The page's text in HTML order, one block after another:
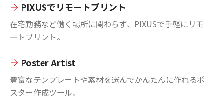
PIXUSでリモートプリント
在宅勤務など働く場所に関わらず、PIXUSで手軽にリモ
ートプリント。
Poster Artist
豊富なテンプレートや素材を選んでかんたんに作れるポ
スター作成ツール。